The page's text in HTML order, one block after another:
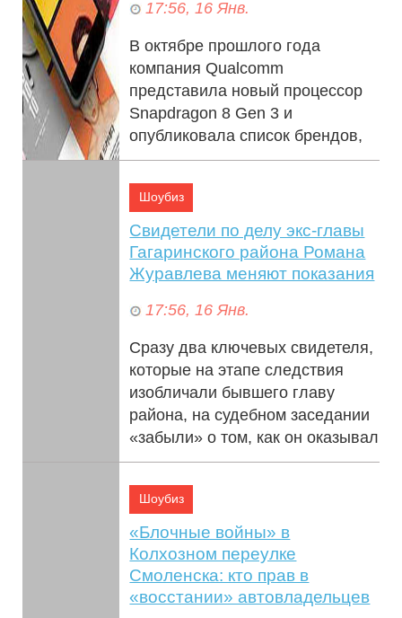
17:56, 16 Янв.
В октябре прошлого года
компания Qualcomm
представила новый процессор
Snapdragon 8 Gen 3 и
опубликовала список брендов,
которые планируют выпустить
ф...
Шоубиз
Свидетели по делу экс-главы
Гагаринского района Романа
Журавлева меняют показания
17:56, 16 Янв.
Сразу два ключевых свидетеля,
которые на этапе следствия
изобличали бывшего главу
района, на судебном заседании
«забыли» о том, как он оказывал
на ни...
Шоубиз
«Блочные войны» в
Колхозном переулке
Смоленска: кто прав в
«восстании» автовладельцев